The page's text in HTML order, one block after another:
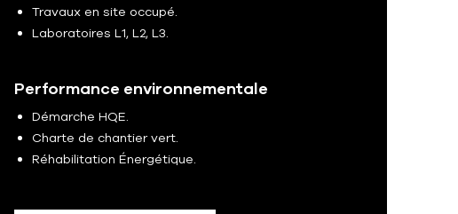
Travaux en site occupé.
Laboratoires L1, L2, L3.
Performance environnementale
Démarche HQE.
Charte de chantier vert.
Réhabilitation Énergétique.